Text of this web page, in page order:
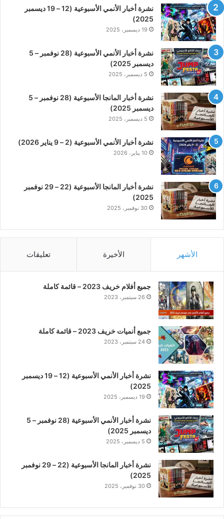
نشرة أخبار الأنمي الأسبوعية (12 – 19 ديسمبر
2025)
19 ديسمبر، 2025
نشرة أخبار الأنمي الأسبوعية (28 نوفمبر – 5
ديسمبر 2025)
5 ديسمبر، 2025
نشرة أخبار المانجا الأسبوعية (28 نوفمبر – 5
ديسمبر 2025)
5 ديسمبر، 2025
نشرة أخبار الأنمي الأسبوعية (2 – 9 يناير 2026)
10 يناير، 2026
نشرة أخبار المانجا الأسبوعية (22 – 29 نوفمبر
2025)
30 نوفمبر، 2025
الأشهر الأخيرة تعليقات
جميع أفلام خريف 2023 – قائمة كاملة
26 سبتمبر، 2023
جميع أنميات خريف 2023 – قائمة كاملة
24 سبتمبر، 2023
نشرة أخبار الأنمي الأسبوعية (12 – 19 ديسمبر
2025)
19 ديسمبر، 2025
نشرة أخبار الأنمي الأسبوعية (28 نوفمبر – 5
ديسمبر 2025)
5 ديسمبر، 2025
نشرة أخبار المانجا الأسبوعية (22 – 29 نوفمبر
2025)
30 نوفمبر، 2025